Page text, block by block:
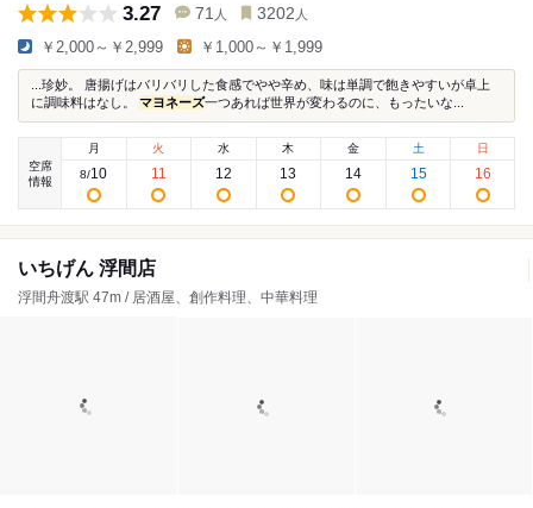
3.27 71 人 3202 人
￥2,000～￥2,999 ￥1,000～￥1,999
...珍妙。 唐揚げはバリバリした食感でやや辛め、味は単調で飽きやすいが卓上
に調味料はなし。 マヨネーズ一つあれば世界が変わるのに、もったいな...
空席
情報
月
8/10
火
11
水
12
木
13
金
14
土
15
日
16
いちげん 浮間店
浮間舟渡駅 47m / 居酒屋、創作料理、中華料理